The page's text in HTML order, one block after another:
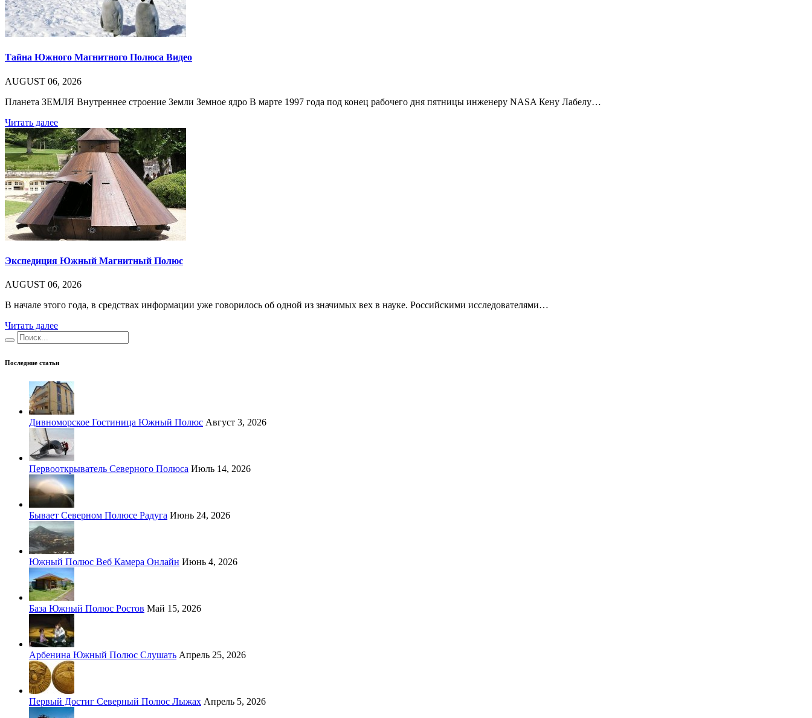
Тайна Южного Магнитного Полюса Видео
AUGUST 06, 2026
Планета ЗЕМЛЯ Внутреннее строение Земли Земное ядро В марте 1997 года под конец рабочего дня пятницы инженеру NASA Кену Лабелу…
Читать далее
Экспедиция Южный Магнитный Полюс
AUGUST 06, 2026
В начале этого года, в средствах информации уже говорилось об одной из значимых вех в науке. Российскими исследователями…
Читать далее
Последние статьи
Дивноморское Гостиница Южный Полюс Август 3, 2026
Первооткрыватель Северного Полюса Июль 14, 2026
Бывает Северном Полюсе Радуга Июнь 24, 2026
Южный Полюс Веб Камера Онлайн Июнь 4, 2026
База Южный Полюс Ростов Май 15, 2026
Арбенина Южный Полюс Слушать Апрель 25, 2026
Первый Достиг Северный Полюс Лыжах Апрель 5, 2026